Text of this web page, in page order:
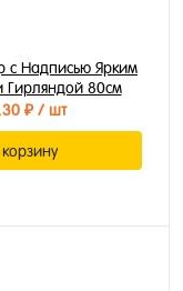
с Надписью Ярким
Гирляндой 80см
₽/ шт